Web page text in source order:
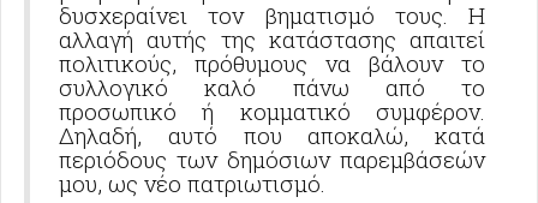
δυσχεραίνει τον βηματισμό τους. Η
αλλαγή αυτής της κατάστασης απαιτεί
πολιτικούς, πρόθυμους να βάλουν το
συλλογικό καλό πάνω από το
προσωπικό ή κομματικό συμφέρον.
Δηλαδή, αυτό που αποκαλώ, κατά
περιόδους των δημόσιων παρεμβάσεών
μου, ως νέο πατριωτισμό.